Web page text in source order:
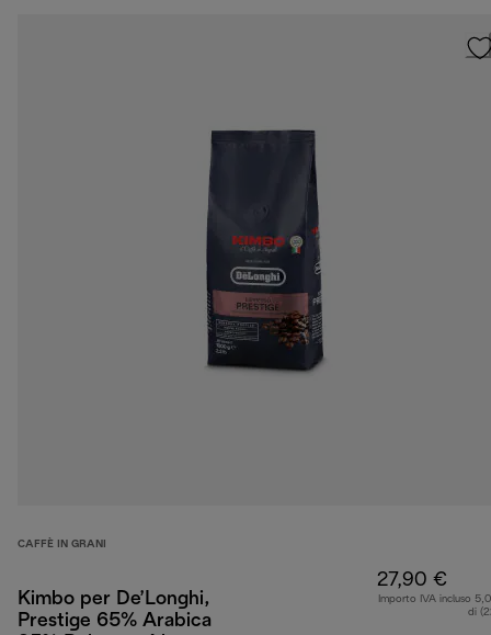
CAFFÈ IN GRANI
Kimbo per De’Longhi,
Prestige 65% Arabica
27,90 €
Importo IVA incluso
di